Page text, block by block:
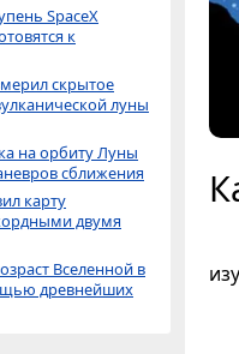
SpaceX
к
скрытое
луны
на орбиту Луны
сближения
карту
двумя
Вселенной в
древнейших